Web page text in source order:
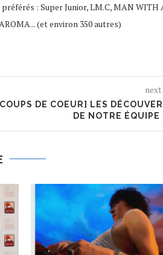
: Super Junior, LM.C, MAN WITH
(et environ 350 autres)
DE COEUR] LES
DE NOTRE